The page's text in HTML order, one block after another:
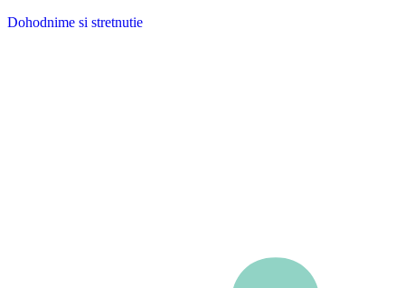
Dohodnime si stretnutie